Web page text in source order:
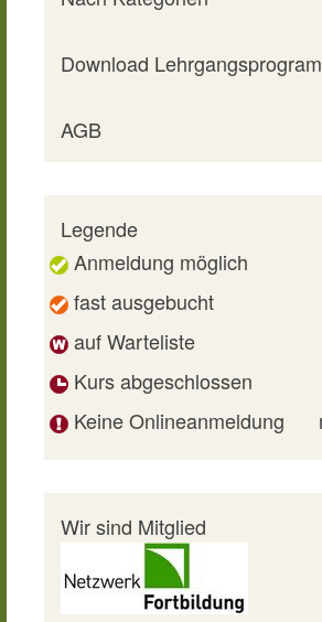
Download
AGB
Legende
Anmeldung möglich
fast ausgebucht
auf Warteliste
Kurs abgeschlossen
Keine Onlineanmeldung
Wir sind Mitglied